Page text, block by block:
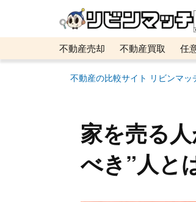
不動産売却 不動産買取 任
メタ住宅展示場
ベスト不動
不動産の比較サイト リビンマッ
家を売る
べき”人と